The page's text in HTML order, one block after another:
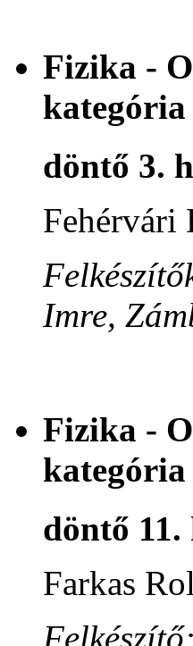
Fizika -
kategória
döntő 3.
Fehérvári
Imre,
Fizika -
kategória
döntő 11.
Farkas